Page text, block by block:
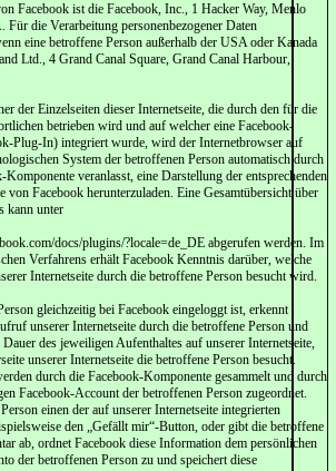
Facebook ist die Facebook, Inc., 1 Hacker Way, Menlo
die Verarbeitung personenbezogener Daten
eine betroffene Person außerhalb der USA oder Kanada
Ltd., 4 Grand Canal Square, Grand Canal Harbour,
der Einzelseiten dieser Internetseite, die durch den für die
betrieben wird und auf welcher eine Facebook-
Plug-In) integriert wurde, wird der Internetbrowser auf
System der betroffenen Person automatisch durch
veranlasst, eine Darstellung der entsprechenden
von Facebook herunterzuladen. Eine Gesamtübersicht über
kann unter
docs/plugins/?locale=de_DE abgerufen werden. Im
Verfahrens erhält Facebook Kenntnis darüber, welche
Internetseite durch die betroffene Person besucht wird.
gleichzeitig bei Facebook eingeloggt ist, erkennt
unserer Internetseite durch die betroffene Person und
des jeweiligen Aufenthaltes auf unserer Internetseite,
unserer Internetseite die betroffene Person besucht.
durch die Facebook-Komponente gesammelt und durch
Facebook-Account der betroffenen Person zugeordnet.
einen der auf unserer Internetseite integrierten
den „Gefällt mir“-Button, oder gibt die betroffene
ab, ordnet Facebook diese Information dem persönlichen
der betroffenen Person zu und speichert diese